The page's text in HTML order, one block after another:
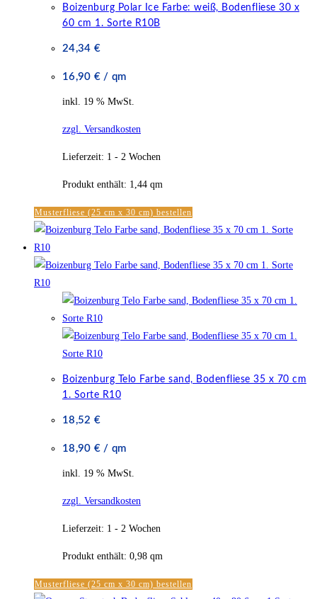
Boizenburg Polar Ice Farbe: weiß, Bodenfliese 30 x
60 cm 1. Sorte R10B
24,34 €
16,90 € /qm
inkl. 19 % MwSt.
zzgl. Versandkosten
Lieferzeit: 1 - 2 Wochen
Produkt enthält: 1,44 qm
Musterfliese (25 cm x 30 cm) bestellen
Boizenburg Telo Farbe sand, Bodenfliese 35 x 70 cm
1. Sorte R10
18,52 €
18,90 € /qm
inkl. 19 % MwSt.
zzgl. Versandkosten
Lieferzeit: 1 - 2 Wochen
Produkt enthält: 0,98 qm
Musterfliese (25 cm x 30 cm) bestellen